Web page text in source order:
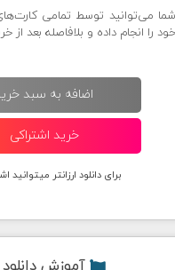
شما می‌توانید توسط تمامی
خود را انجام داده و بلافاصله بعد از
اضافه به سبد
خريد اشتراکی
برای دانلود ارزانتر